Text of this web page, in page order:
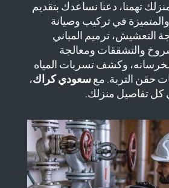
تهمنا، دعنا نساعدك بتقديم
والمتميزة في تركيب وصيانة
التعشيش، ترميم المباني
والتشققات ومعالجة
وكشف تسربات المياه
حقن التربة. مع سعودي كراك،
كل تفاصيل منزلك.